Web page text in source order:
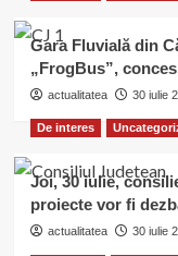
Gara Fluvială din
„FrogBus”,
actualitatea 30 iulie
De interes
Joi, 30 iulie,
proiecte vor fi
actualitatea 30 iulie